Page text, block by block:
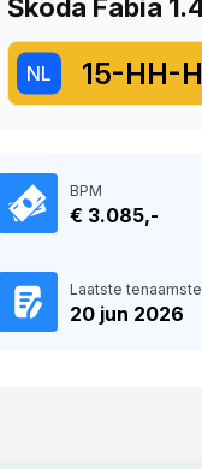
Škoda Fabia
NL 15-HH-
BPM
€ 3.085,-
Laatste
20 jun 2026